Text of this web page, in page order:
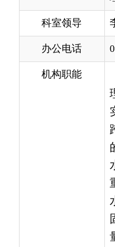
机构职能
实
跨区
的
水
重
水
固
量
作
监
信
设
利
调